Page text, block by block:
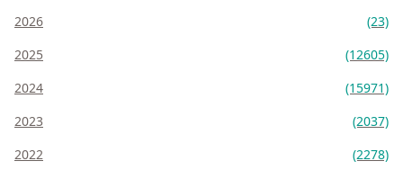
2026
(23)
2025
(12605)
2024
(15971)
2023
(2037)
2022
(2278)